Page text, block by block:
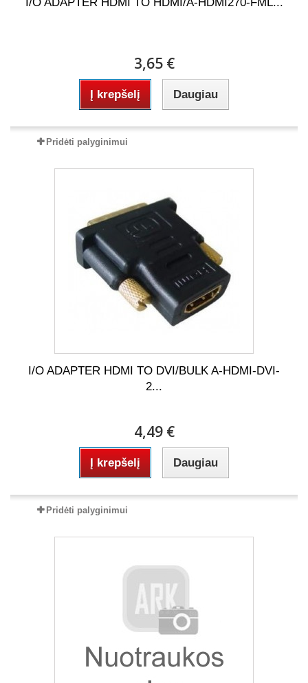
3,65 €
Į krepšelį Daugiau
Pridėti palyginimui
I/O ADAPTER HDMI TO DVI/BULK A-HDMI-DVI-
2...
4,49 €
Į krepšelį Daugiau
Pridėti palyginimui